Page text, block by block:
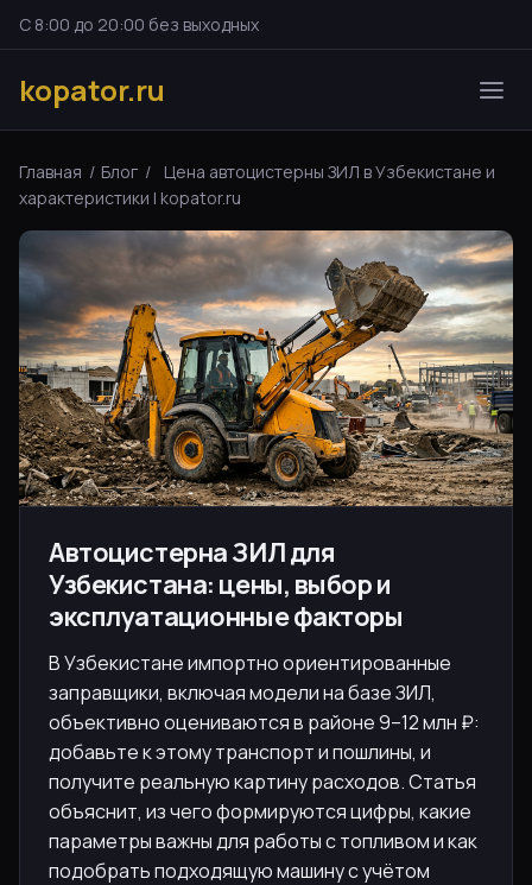
С 8:00 до 20:00 без выходных
kopator.ru
Главная / Блог /
Цена автоцистерны ЗИЛ в Узбекистане и
характеристики | kopator.ru
Автоцистерна ЗИЛ для
Узбекистана: цены, выбор и
эксплуатационные факторы
В Узбекистане импортно ориентированные
заправщики, включая модели на базе ЗИЛ,
объективно оцениваются в районе 9–12 млн ₽:
добавьте к этому транспорт и пошлины, и
получите реальную картину расходов. Статья
объяснит, из чего формируются цифры, какие
параметры важны для работы с топливом и как
подобрать подходящую машину с учётом